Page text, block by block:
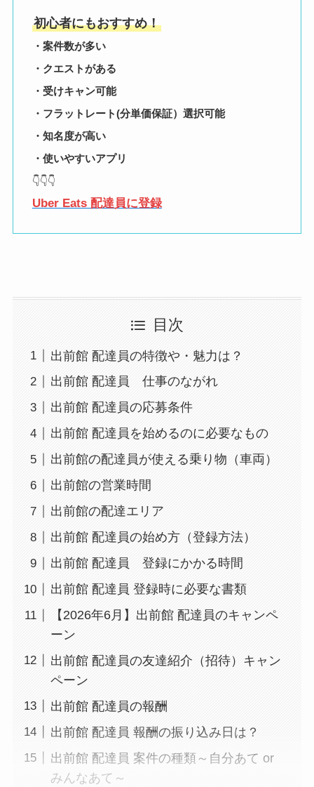
初心者にもおすすめ！
・案件数が多い
・クエストがある
・受けキャン可能
・フラットレート(分単価保証）選択可能
・知名度が高い
・使いやすいアプリ
👇👇👇
Uber Eats 配達員に登録
目次
出前館 配達員の特徴や・魅力は？
出前館 配達員 仕事のながれ
出前館 配達員の応募条件
出前館 配達員を始めるのに必要なもの
出前館の配達員が使える乗り物（車両）
出前館の営業時間
出前館の配達エリア
出前館 配達員の始め方（登録方法）
出前館 配達員 登録にかかる時間
出前館 配達員 登録時に必要な書類
【2026年6月】出前館 配達員のキャンペ
ーン
出前館 配達員の友達紹介（招待）キャン
ペーン
出前館 配達員の報酬
出前館 配達員 報酬の振り込み日は？
出前館 配達員 案件の種類～自分あて or
みんなあて～